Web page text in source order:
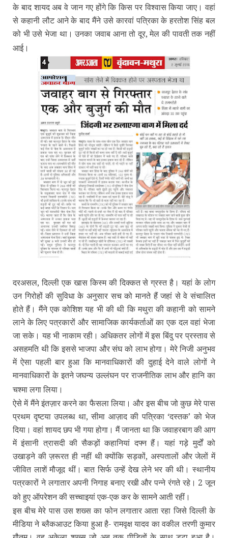
के बाद शायद अब वे जान गए होंगे कि किस पर विश्‍वास किया जाए। वहां
से कहानी लौट आने के बाद मैंने उसे कारवां पत्रिका के हरतोश सिंह बल
को भी उसे भेजा था। उनका जवाब आना तो दूर, मेल की पावती तक नहीं
आई।
दरअसल, दिल्‍ली एक खास किस्‍म की दिक्‍कत से ग्रस्‍त है। यहां के लोग
उन गिरोहों की सुविधा के अनुसार सच को मानते हैं जहां से वे संचालित
होते हैं। मैंने एक कोशिश यह भी की थी कि मथुरा की कहानी को सामने
लाने के लिए पत्रकारों और सामाजिक कार्यकर्ताओं का एक दल वहां भेजा
जा सके। यह भी नाकाम रही। अधिकतर लोगों में इस बिंदु पर प्रस्‍ताव से
असहमति थी कि इससे भाजपा और संघ को लाभ होगा। मेरे निजी अनुभव
में ऐसा पहली बार हुआ कि मानवाधिकारों की दुहाई देने वाले लोगों ने
मानवाधिकारों के इतने जघन्‍य उल्‍लंघन पर राजनीतिक लाभ और हानि का
चश्‍मा लगा लिया।
ऐसे में मैंने इंतज़ार करने का फैसला लिया। और इस बीच जो कुछ मेरे पास
प्रथम दृष्‍टया उपलब्‍ध था, सीमा आज़ाद की पत्रिका ‘दस्‍तक’ को भेज
दिया। वहां शायद छप भी गया होगा। मैं जानता था कि जवाहरबाग की आग
में इंसानी त्रासदी की सैकड़ों कहानियां दफ्न हैं। यहां गड़े मुर्दों को
उखाड़ने की ज़रूरत ही नहीं थी क्‍योंकि सड़कों, अस्‍पतालों और जेलों में
जीवित लाशें मौजूद थीं। बात सिर्फ उन्‍हें देख लेने भर की थी। स्‍थानीय
पत्रकारों ने लगातार अपनी निगाह बनाए रखी और पन्‍ने रंगते रहे। 2 जून
को हुए ऑपरेशन की सच्‍चाइयां एक-एक कर के सामने आती रहीं।
इस बीच मेरे पास उस शख्‍स का फोन लगातार आता रहा जिसे दिल्‍ली के
मीडिया ने ब्‍लैकआउट किया हुआ है- रामवृक्ष यादव का वकील तरणी कुमार